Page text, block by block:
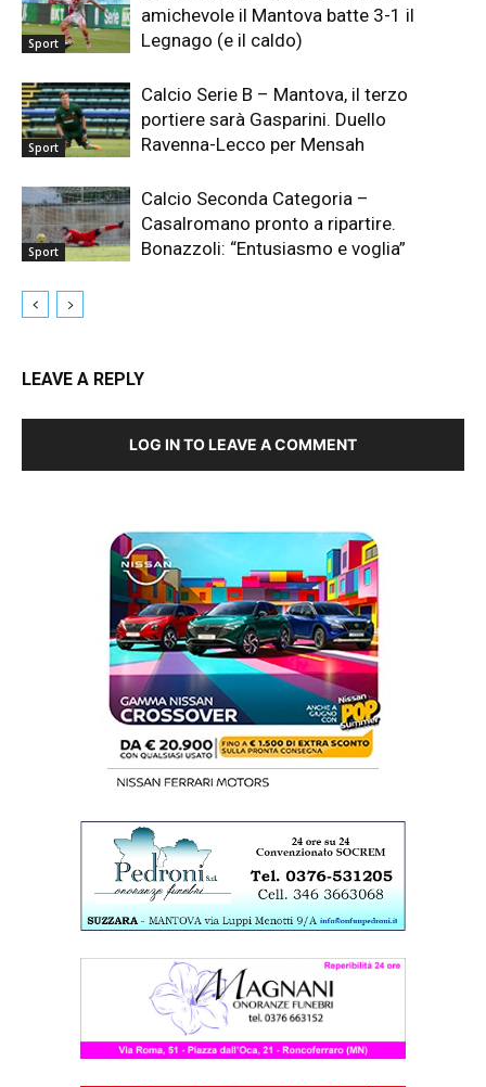
Sport
amichevole il Mantova batte 3-1 il
Legnago (e il caldo)
Sport
Calcio Serie B – Mantova, il terzo
portiere sarà Gasparini. Duello
Ravenna-Lecco per Mensah
Sport
Calcio Seconda Categoria –
Casalromano pronto a ripartire.
Bonazzoli: “Entusiasmo e voglia”
LEAVE A REPLY
LOG IN TO LEAVE A COMMENT